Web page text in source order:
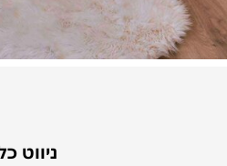
ניווט